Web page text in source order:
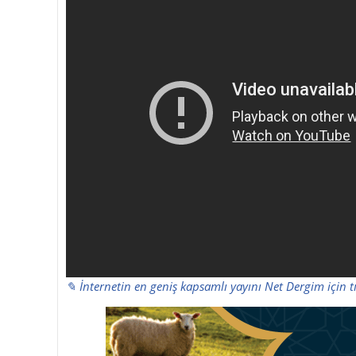
✎ İnternetin en geniş kapsamlı yayını Net Dergim için